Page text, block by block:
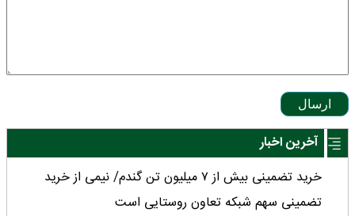
ارسال
آخرین اخبار
خرید تضمینی بیش از ۷ میلیون تن گندم/ نیمی از خرید
تضمینی سهم شبکه تعاون روستایی است